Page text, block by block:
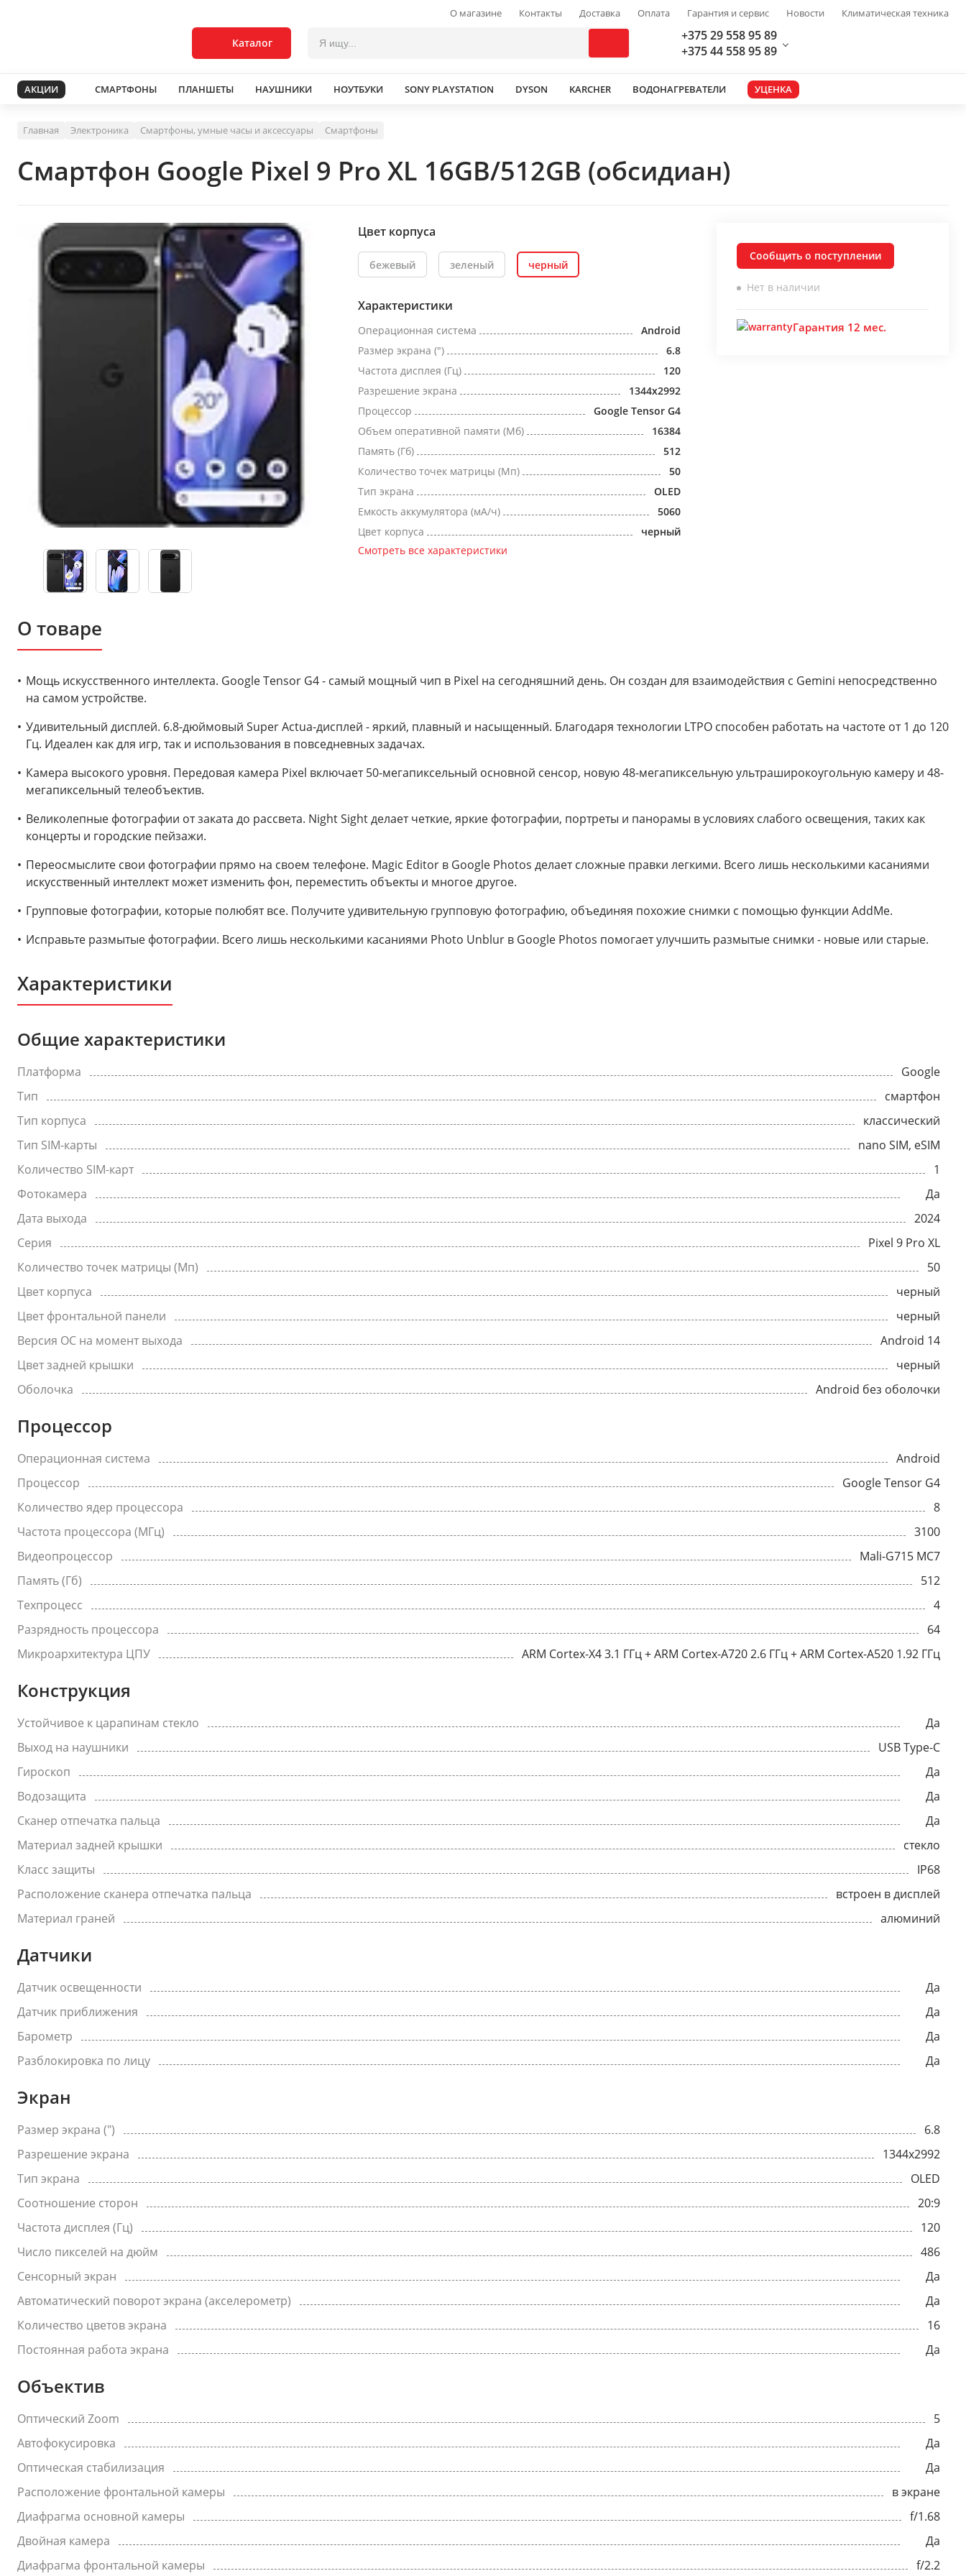
О магазине Контакты Доставка Оплата Гарантия и сервис Новости Климатическая техника
Каталог
+375 29 558 95 89
+375 44 558 95 89
АКЦИИ СМАРТФОНЫ ПЛАНШЕТЫ НАУШНИКИ НОУТБУКИ SONY PLAYSTATION DYSON KARCHER ВОДОНАГРЕВАТЕЛИ УЦЕНКА
Главная Электроника Смартфоны, умные часы и аксессуары Смартфоны
Смартфон Google Pixel 9 Pro XL 16GB/512GB (обсидиан)
Цвет корпуса
бежевый зеленый черный
Характеристики
Операционная система
Android
Размер экрана (")
6.8
Частота дисплея (Гц)
120
Разрешение экрана
1344x2992
Процессор
Google Tensor G4
Объем оперативной памяти (Мб)
16384
Память (Гб)
512
Количество точек матрицы (Мп)
50
Тип экрана
OLED
Емкость аккумулятора (мА/ч)
5060
Цвет корпуса
черный
Смотреть все характеристики
Сообщить о поступлении
Нет в наличии
Гарантия 12 мес.
О товаре
Мощь искусственного интеллекта. Google Tensor G4 - самый мощный чип в Pixel на сегодняшний день. Он создан для взаимодействия с Gemini непосредственно
на самом устройстве.
Удивительный дисплей. 6.8-дюймовый Super Actua-дисплей - яркий, плавный и насыщенный. Благодаря технологии LTPO способен работать на частоте от 1 до 120
Гц. Идеален как для игр, так и использования в повседневных задачах.
Камера высокого уровня. Передовая камера Pixel включает 50-мегапиксельный основной сенсор, новую 48-мегапиксельную ультраширокоугольную камеру и 48-
мегапиксельный телеобъектив.
Великолепные фотографии от заката до рассвета. Night Sight делает четкие, яркие фотографии, портреты и панорамы в условиях слабого освещения, таких как
концерты и городские пейзажи.
Переосмыслите свои фотографии прямо на своем телефоне. Magic Editor в Google Photos делает сложные правки легкими. Всего лишь несколькими касаниями
искусственный интеллект может изменить фон, переместить объекты и многое другое.
Групповые фотографии, которые полюбят все. Получите удивительную групповую фотографию, объединяя похожие снимки с помощью функции AddMe.
Исправьте размытые фотографии. Всего лишь несколькими касаниями Photo Unblur в Google Photos помогает улучшить размытые снимки - новые или старые.
Характеристики
Общие характеристики
Платформа
Google
Тип
смартфон
Тип корпуса
классический
Тип SIM-карты
nano SIM, eSIM
Количество SIM-карт
1
Фотокамера
Да
Дата выхода
2024
Серия
Pixel 9 Pro XL
Количество точек матрицы (Мп)
50
Цвет корпуса
черный
Цвет фронтальной панели
черный
Версия ОС на момент выхода
Android 14
Цвет задней крышки
черный
Оболочка
Android без оболочки
Процессор
Операционная система
Android
Процессор
Google Tensor G4
Количество ядер процессора
8
Частота процессора (МГц)
3100
Видеопроцессор
Mali-G715 MC7
Память (Гб)
512
Техпроцесс
4
Разрядность процессора
64
Микроархитектура ЦПУ
ARM Cortex-X4 3.1 ГГц + ARM Cortex-A720 2.6 ГГц + ARM Cortex-A520 1.92 ГГц
Конструкция
Устойчивое к царапинам стекло
Да
Выход на наушники
USB Type-C
Гироскоп
Да
Водозащита
Да
Сканер отпечатка пальца
Да
Материал задней крышки
стекло
Класс защиты
IP68
Расположение сканера отпечатка пальца
встроен в дисплей
Материал граней
алюминий
Датчики
Датчик освещенности
Да
Датчик приближения
Да
Барометр
Да
Разблокировка по лицу
Да
Экран
Размер экрана (")
6.8
Разрешение экрана
1344x2992
Тип экрана
OLED
Соотношение сторон
20:9
Частота дисплея (Гц)
120
Число пикселей на дюйм
486
Сенсорный экран
Да
Автоматический поворот экрана (акселерометр)
Да
Количество цветов экрана
16
Постоянная работа экрана
Да
Объектив
Оптический Zoom
5
Автофокусировка
Да
Оптическая стабилизация
Да
Расположение фронтальной камеры
в экране
Диафрагма основной камеры
f/1.68
Двойная камера
Да
Диафрагма фронтальной камеры
f/2.2